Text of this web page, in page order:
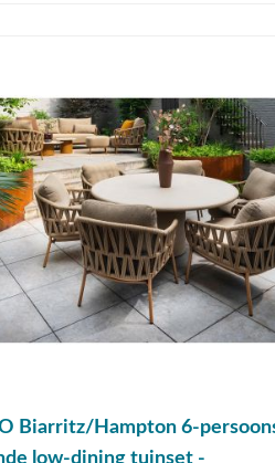
Biarritz/Hampton 6-
low-dining tuinset -